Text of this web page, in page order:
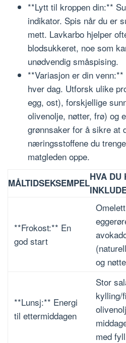
**Lytt til kroppen din:**
indikator. Spis når du er
mett. Lavkarbo hjelper
blodsukkeret, noe som
unødvendig småspising.
**Variasjon er din
hver dag. Utforsk ulike
egg, ost), forskjellige
olivenolje, nøtter, frø) og
grønnsaker for å sikre at
næringsstoffene du
matgleden oppe.
MÅLTIDSEKSEMPEL
HVA DU
**Frokost:** En
god start
og
**Lunsj:** Energi
til ettermiddagen
Stor
kylling/
med